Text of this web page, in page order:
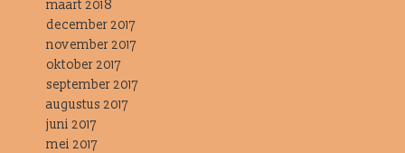
maart 2018
december 2017
november 2017
oktober 2017
september 2017
augustus 2017
juni 2017
mei 2017